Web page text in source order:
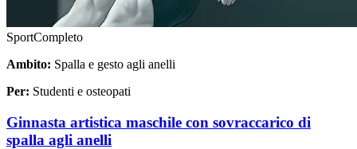
SportCompleto
Ambito: Spalla e gesto agli anelli
Per: Studenti e osteopati
Ginnasta artistica maschile con sovraccarico di
spalla agli anelli